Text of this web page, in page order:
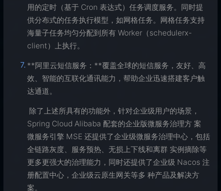
用的定时（基于 Cron 表达式）任务调度服务。同时提
供分布式的任务执行模型，如网格任务。网格任务支持
海量子任务均匀分配到所有 Worker（schedulerx-
client）上执行。
**阿里云短信服务：**覆盖全球的短信服务，友好、高
效、智能的互联化通讯能力，帮助企业迅速搭建客户触
达通道。
​ 除了上述所具有的功能外，针对企业级用户的场景，
Spring Cloud Alibaba 配套的企业版微服务治理方 案
微服务引擎 MSE 还提供了企业级微服务治理中心，包括
全链路灰度、服务预热、无损上下线和离群 实例摘除等
更多更强大的治理能力，同时还提供了企业级 Nacos 注
册配置中心，企业级云原生网关等多 种产品及解决方
案。